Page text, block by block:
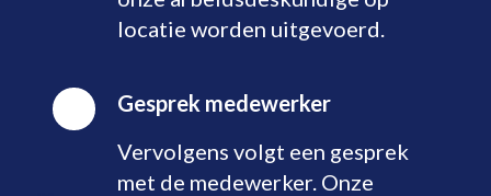
locatie worden uitgevoerd.
Gesprek medewerker
Vervolgens volgt een gesprek
met de medewerker. Onze